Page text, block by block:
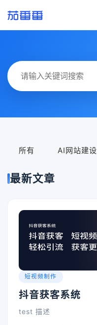
所有 AI网站建设
最新文章
短视频制作
抖音获客系统
test 描述